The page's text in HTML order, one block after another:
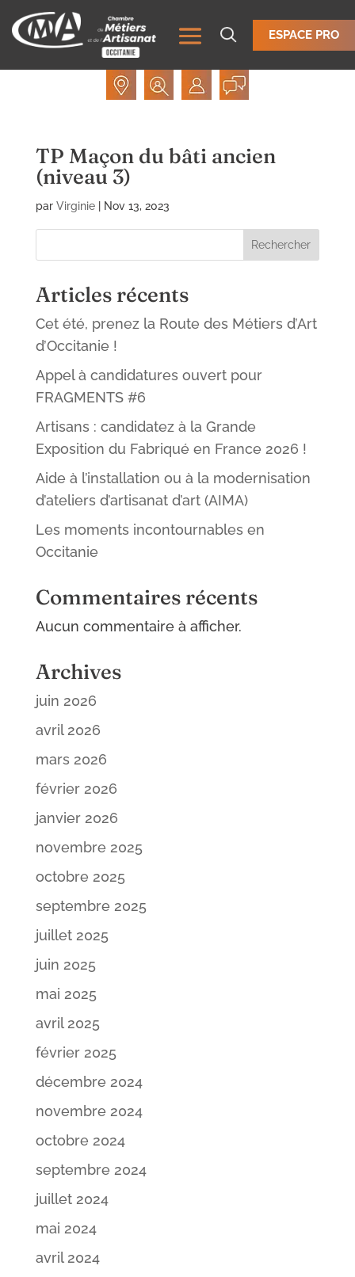
ESPACE PRO
TP Maçon du bâti ancien
(niveau 3)
par Virginie| Nov 13, 2023
Rechercher
Articles récents
Cet été, prenez la Route des Métiers d’Art
d’Occitanie !
Appel à candidatures ouvert pour
FRAGMENTS #6
Artisans : candidatez à la Grande
Exposition du Fabriqué en France 2026 !
Aide à l’installation ou à la modernisation
d’ateliers d’artisanat d’art (AIMA)
Les moments incontournables en
Occitanie
Commentaires récents
Aucun commentaire à afficher.
Archives
juin 2026
avril 2026
mars 2026
février 2026
janvier 2026
novembre 2025
octobre 2025
septembre 2025
juillet 2025
juin 2025
mai 2025
avril 2025
février 2025
décembre 2024
novembre 2024
octobre 2024
septembre 2024
juillet 2024
mai 2024
avril 2024